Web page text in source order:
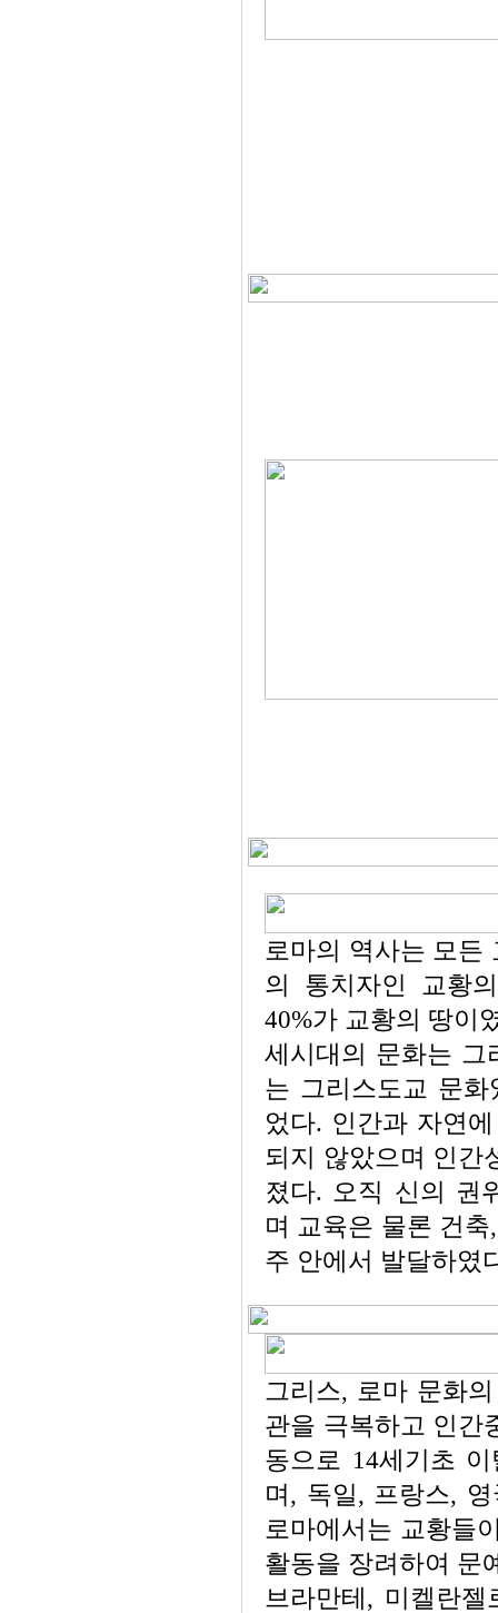
로마의 역사는 모든
의 통치자인 교황
40%가 교황의 땅이
세시대의 문화는 그
는 그리스도교 문
었다. 인간과 자연
되지 않았으며 인간
졌다. 오직 신의 권
며 교육은 물론 건
주 안에서 발달하였
그리스, 로마 문화
관을 극복하고 인간
동으로 14세기초
며, 독일, 프랑스,
로마에서는 교황들
활동을 장려하여 문
브라만테, 미켈란